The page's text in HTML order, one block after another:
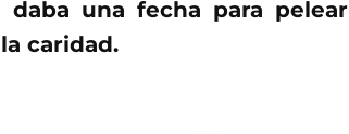
una fecha para pelear
caridad.